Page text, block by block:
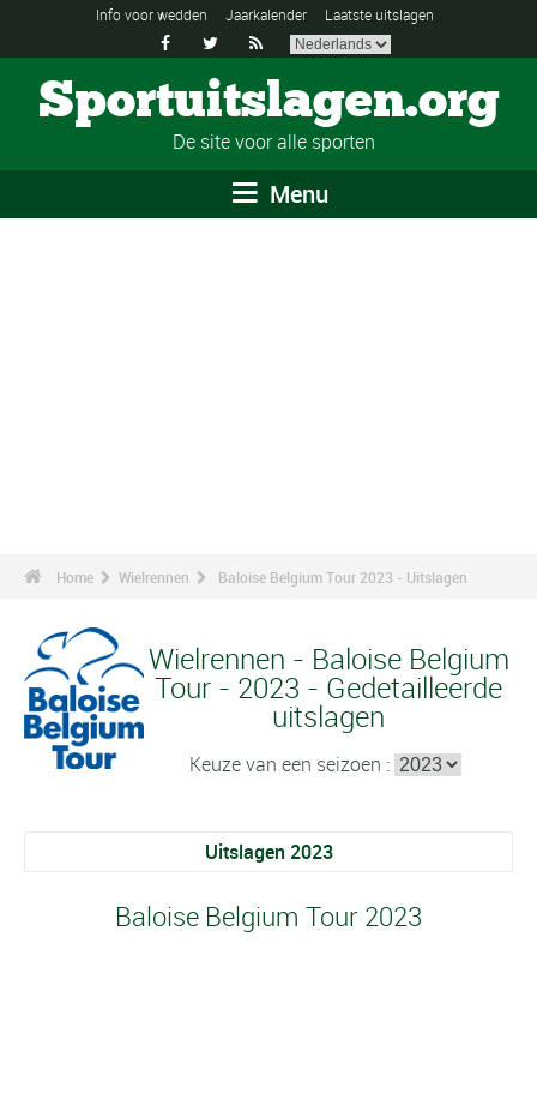
Info voor wedden Jaarkalender Laatste uitslagen
  
Sportuitslagen.org
De site voor alle sporten
Menu
Home Wielrennen Baloise Belgium Tour 2023 - Uitslagen
Wielrennen - Baloise Belgium
Tour - 2023 - Gedetailleerde
uitslagen
Keuze van een seizoen :
Uitslagen 2023
Baloise Belgium Tour 2023